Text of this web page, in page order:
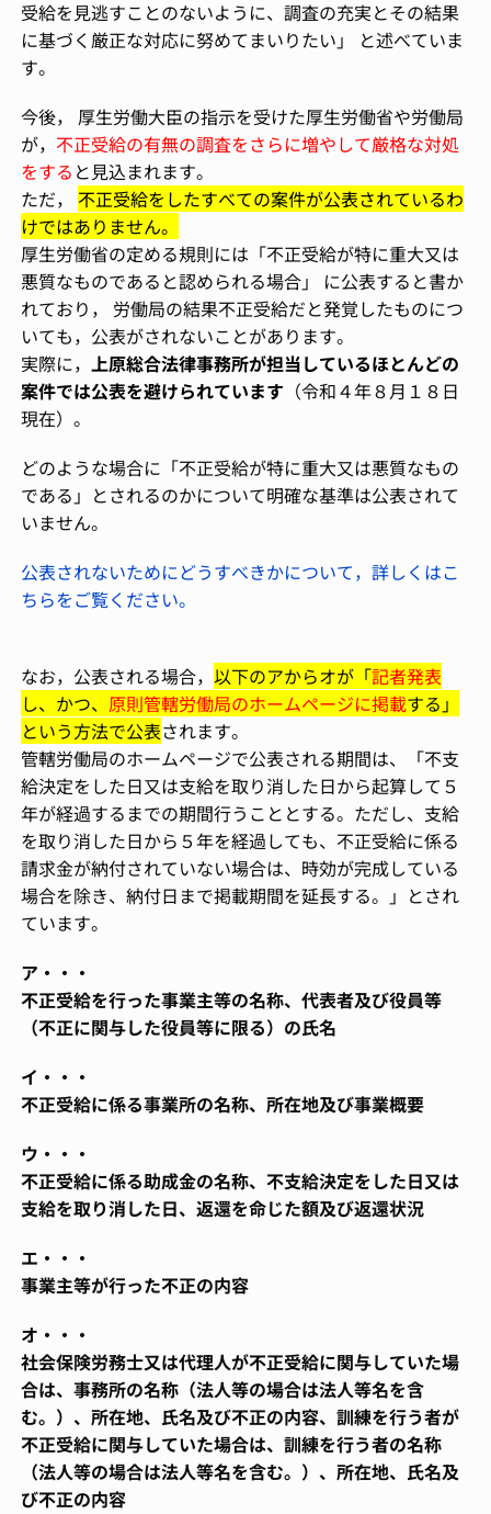
受給を見逃すことのないように、調査の充実とその結果
に基づく厳正な対応に努めてまいりたい」 と述べていま
す。
今後， 厚生労働大臣の指示を受けた厚生労働省や労働局
が， 不正受給の有無の調査をさらに増やして厳格な対処
をする と見込まれます。
ただ， 不正受給をしたすべての案件が公表されているわ
けではありません。
厚生労働省の定める規則には「不正受給が特に重大又は
悪質なものであると認められる場合」 に公表すると書か
れており， 労働局の結果不正受給だと発覚したものにつ
いても，公表がされないことがあります。
実際に，上原総合法律事務所が担当しているほとんどの
案件では公表を避けられています （令和４年８月１８日
現在）。
どのような場合に「不正受給が特に重大又は悪質なもの
である」とされるのかについて明確な基準は公表されて
いません。
公表されないためにどうすべきかについて，詳しくはこ
ちらをご覧ください。
なお，公表される場合，以下のアからオが「記者発表
し、かつ、 原則管轄労働局のホームページに掲載する」
という方法で公表されます。
管轄労働局のホームページで公表される期間は、「不支
給決定をした日又は支給を取り消した日から起算して５
年が経過するまでの期間行うこととする。ただし、支給
を取り消した日から５年を経過しても、不正受給に係る
請求金が納付されていない場合は、時効が完成している
場合を除き、納付日まで掲載期間を延長する。」とされ
ています。
ア・・・
不正受給を行った事業主等の名称、代表者及び役員等
（不正に関与した役員等に限る）の氏名
イ・・・
不正受給に係る事業所の名称、所在地及び事業概要
ウ・・・
不正受給に係る助成金の名称、不支給決定をした日又は
支給を取り消した日、返還を命じた額及び返還状況
エ・・・
事業主等が行った不正の内容
オ・・・
社会保険労務士又は代理人が不正受給に関与していた場
合は、事務所の名称（法人等の場合は法人等名を含
む。）、所在地、氏名及び不正の内容、訓練を行う者が
不正受給に関与していた場合は、訓練を行う者の名称
（法人等の場合は法人等名を含む。）、所在地、氏名及
び不正の内容